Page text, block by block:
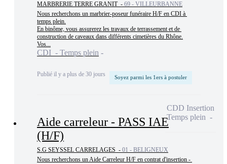
MARBRERIE TERRE GRANIT - 69 - VILLEURBANNE
Nous recherchons un marbrier-poseur funéraire H/F en CDI à
temps plein.
En binôme, vous assurerez les travaux de terrassement et de
construction de caveaux dans différents cimetières du Rhône.
Vos...
CDI - Temps plein
Publié il y a plus de 30 jours Soyez parmi les 1ers à postuler
Aide carreleur - PASS IAE
(H/F)
S.G SEYSSEL CARRELAGES - 01 - BELIGNEUX
Nous recherchons un Aide Carreleur H/F en contrat d'insertion -
CDD Insertion
Temps plein